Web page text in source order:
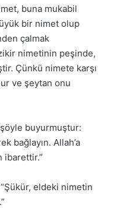
buna mukabil
bir nimet olup
çalmak
nimetinin peşinde,
Çünkü nimete karşı
ve şeytan onu
buyurmuştur:
bağlayın. Allah’a
ibarettir.”
eldeki nimetin